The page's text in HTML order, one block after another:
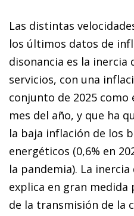
Las distintas
los últimos datos de
disonancia es la inercia
servicios, con una
conjunto de 2025
mes del año, y que ha
la baja inflación de los
energéticos (0,6% en
la pandemia). La
explica en gran
de la transmisión de la